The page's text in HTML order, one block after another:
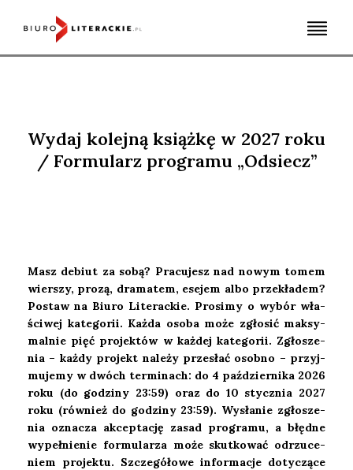
Wydaj kolejną książkę w 2027 roku
/ Formularz programu „Odsiecz”
Masz debiut za sobą? Pra­cu­jesz nad nowym tomem
wier­szy, pro­zą, dra­ma­tem, ese­jem albo prze­kła­dem?
Postaw na Biu­ro Lite­rac­kie. Pro­si­my o wybór wła­
ści­wej kate­go­rii. Każ­da oso­ba może zgło­sić mak­sy­
mal­nie pięć pro­jek­tów w każ­dej kate­go­rii. Zgło­sze­
nia – każ­dy pro­jekt nale­ży prze­słać osob­no – przyj­
mu­je­my w dwóch ter­mi­nach: do 4 paź­dzier­ni­ka 2026
roku (do godzi­ny 23:59) oraz do 10 stycz­nia 2027
roku (rów­nież do godzi­ny 23:59). Wysła­nie zgło­sze­
nia ozna­cza akcep­ta­cję zasad pro­gra­mu, a błęd­ne
wypeł­nie­nie for­mu­la­rza może skut­ko­wać odrzu­ce­
niem pro­jek­tu. Szcze­gó­ło­we infor­ma­cje doty­czą­ce